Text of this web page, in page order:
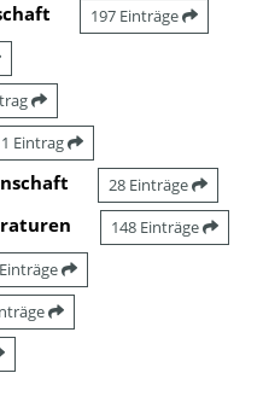
197 Einträge
1 Eintrag
28 Einträge
148 Einträge